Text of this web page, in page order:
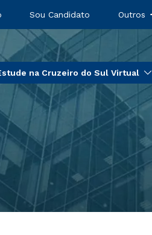
Sou Candidato Outros
na Cruzeiro do Sul Virtual